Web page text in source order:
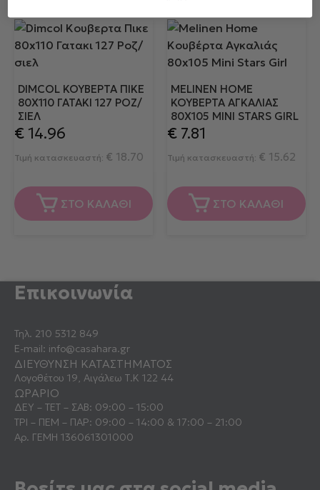
DIMCOL ΚΟΥΒΕΡΤΑ ΠΙΚΕ
80X110 ΓΑΤΑΚΙ 127 ΡΟΖ/
ΣΙΕΛ
€ 14.96
Τιμή κατασκευαστή: € 18.70
ΣΤΟ ΚΑΛΑΘΙ
MELINEN HOME
ΚΟΥΒΈΡΤΑ ΑΓΚΑΛΙΆΣ
80X105 MINI STARS GIRL
€7.81
Τιμή κατασκευαστή: € 15.62
ΣΤΟ ΚΑΛΑΘΙ
Επικοινωνία
Τηλ. 210 5312 849
E-mail: info@casahara.gr
ΔΙΕΥΘΥΝΣΗ ΚΑΤΑΣΤΗΜΑΤΟΣ
Λογοθέτου 19, Αιγάλεω Τ.Κ 122 44
ΩΡΑΡΙΟ
ΔΕΥ – ΤΕΤ – ΣΑΒ: 09:00 – 15:00
ΤΡΙ – ΠΕΜ – ΠΑΡ: 09:00 – 14:00 & 17:00 – 21:00
Αρ. ΓΕΜΗ 136061301000